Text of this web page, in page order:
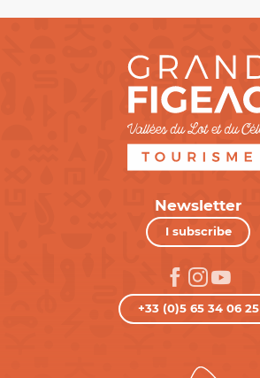
Newsletter
I subscribe
+33 (0)5 65 34 06 25